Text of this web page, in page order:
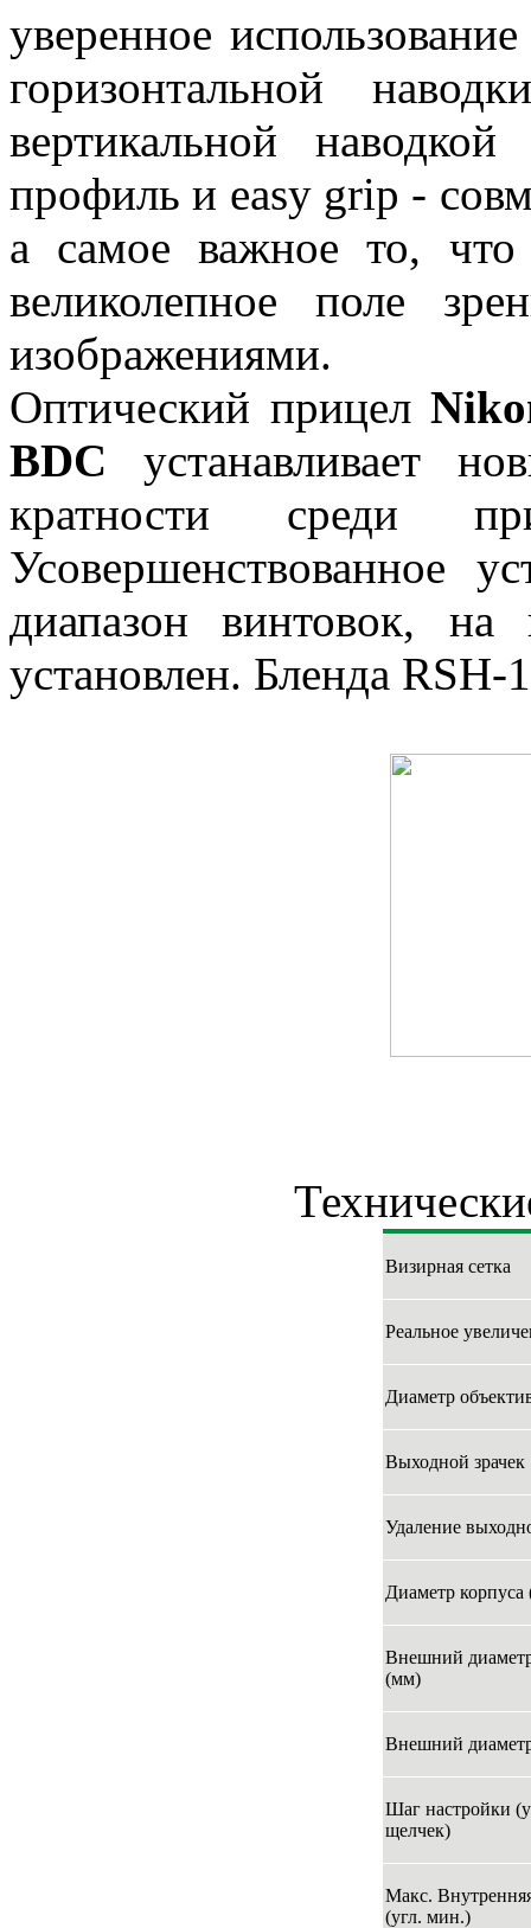
уверенное
горизонтальной
вертикальной
профиль и easy grip -
а самое важное то, что
великолепное поле
изображениями.
Оптический прицел
BDC устанавливает
кратности среди
Усовершенствованное
диапазон винтовок,
установлен. Бленда
Визирная сетка
Реальное
Диаметр
Выходной зрачек
Удаление
Диаметр
Внешний
(мм)
Внешний
Шаг настройки
щелчек)
Макс.
(угл. мин.)